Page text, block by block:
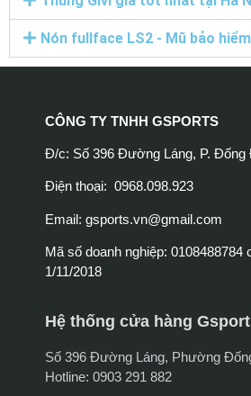
Nón fullface LS2 - Mũ bảo
CÔNG TY TNHH GSPORTS
Đ/c: Số 396 Đường Láng, P. Đống
Điện thoại: 0968.098.923
Email: gsports.vn@gmail.com
Mã số doanh nghiệp: 0108488784
1/11/2018
Hệ thống cửa hàng
Số 396 Đường Láng, Phường
Hotline: 0903 291 882